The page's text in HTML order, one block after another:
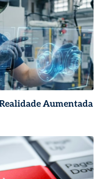
Aumentada